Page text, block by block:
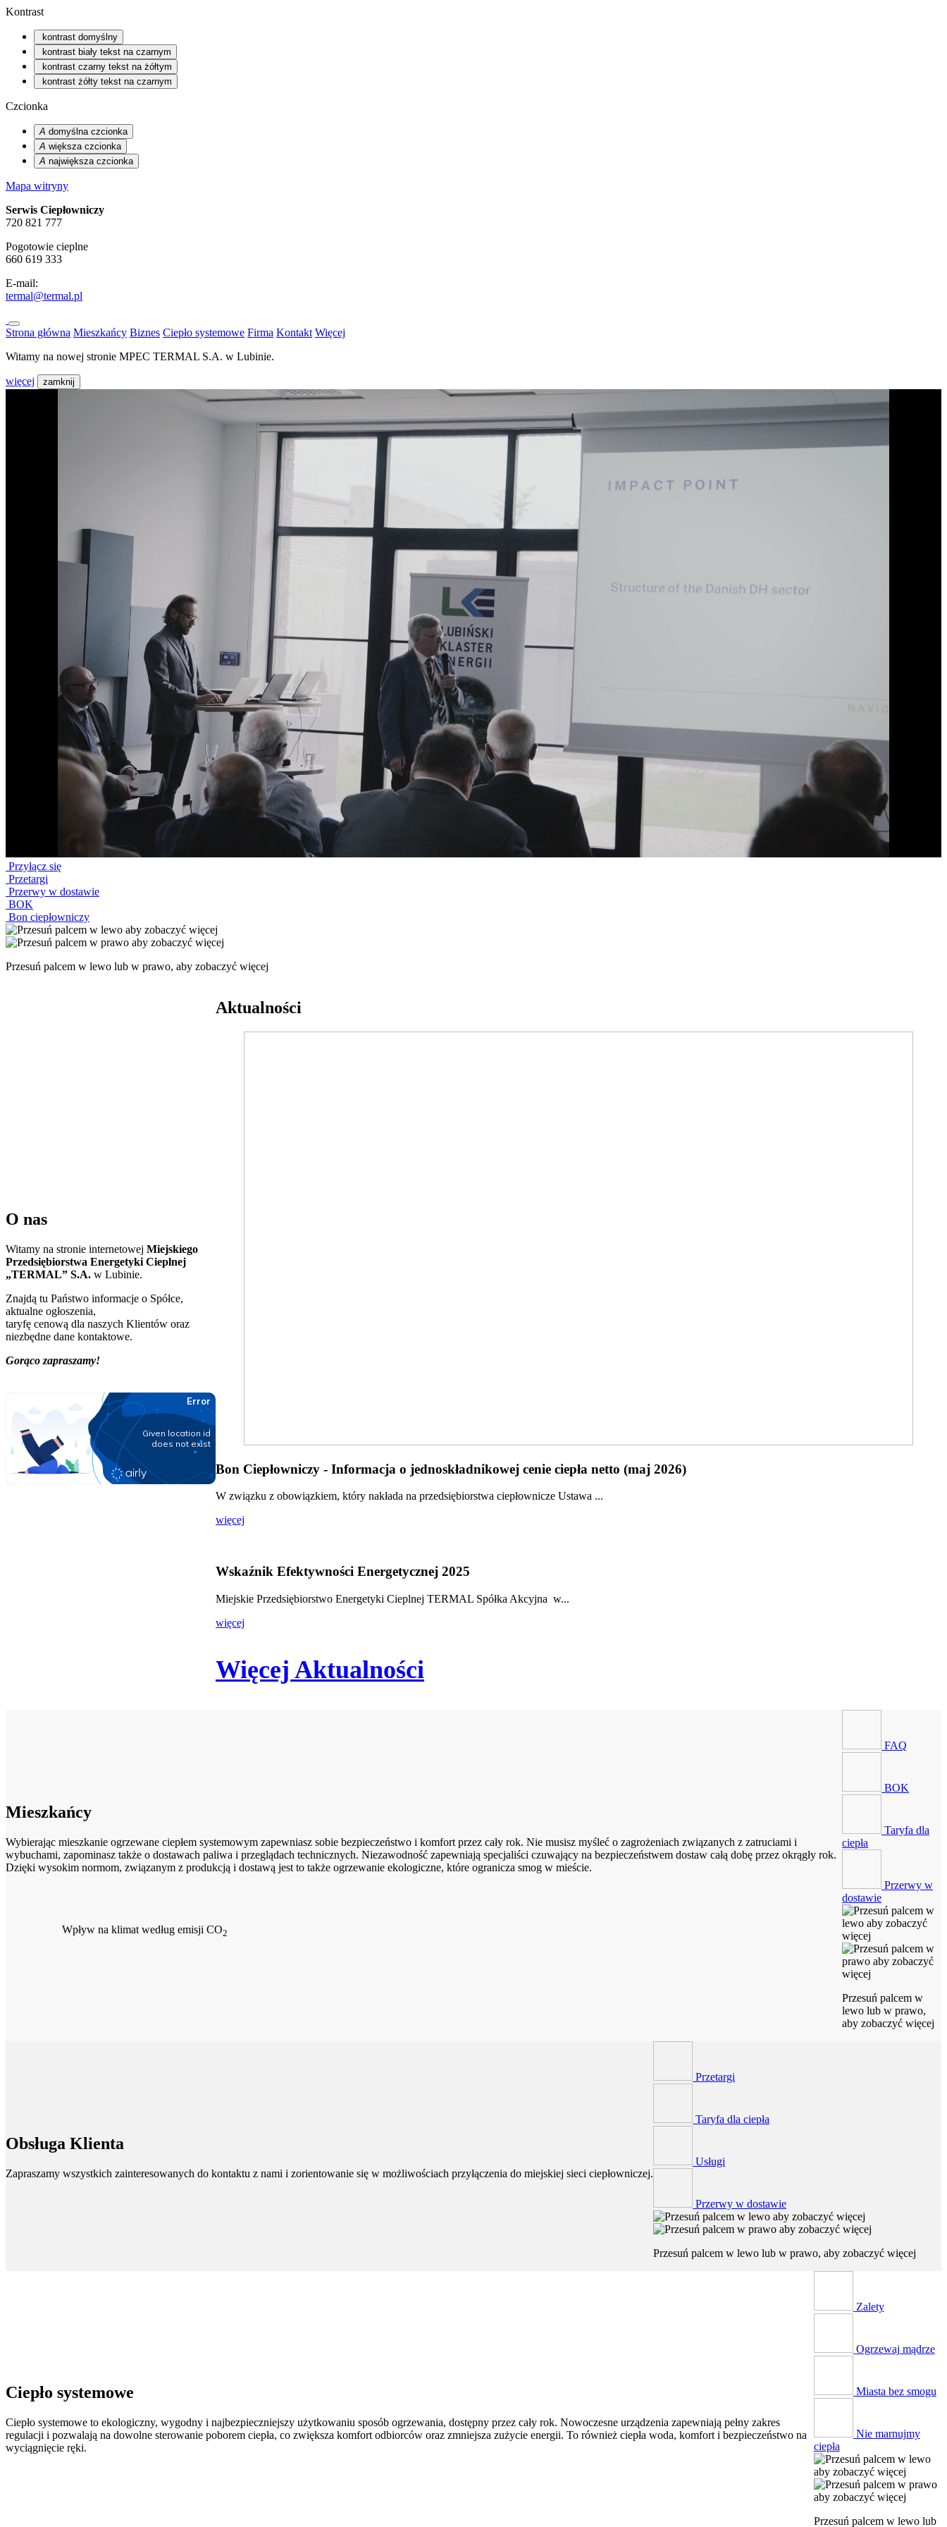
Kontrast
kontrast domyślny
kontrast biały tekst na czarnym
kontrast czarny tekst na żółtym
kontrast żółty tekst na czarnym
Czcionka
A domyślna czcionka
A większa czcionka
A największa czcionka
Mapa witryny
Serwis Ciepłowniczy
720 821 777
Pogotowie cieplne
660 619 333
E-mail:
termal@termal.pl
Strona główna Mieszkańcy Biznes Ciepło systemowe Firma Kontakt Więcej
Witamy na nowej stronie MPEC TERMAL S.A. w Lubinie.
więcej zamknij
Przyłącz się
Przetargi
Przerwy w dostawie
BOK
Bon ciepłowniczy
Przesuń palcem w lewo lub w prawo, aby zobaczyć więcej
O nas
Witamy na stronie internetowej Miejskiego
Przedsiębiorstwa Energetyki Cieplnej
„TERMAL” S.A. w Lubinie.
Znajdą tu Państwo informacje o Spółce,
aktualne ogłoszenia,
taryfę cenową dla naszych Klientów oraz
niezbędne dane kontaktowe.
Gorąco zapraszamy!
Aktualności
Bon Ciepłowniczy - Informacja o jednoskładnikowej cenie ciepła netto (maj 2026)
W związku z obowiązkiem, który nakłada na przedsiębiorstwa ciepłownicze Ustawa ...
więcej
Wskaźnik Efektywności Energetycznej 2025
Miejskie Przedsiębiorstwo Energetyki Cieplnej TERMAL Spółka Akcyjna w...
więcej
Więcej Aktualności
Mieszkańcy
Wybierając mieszkanie ogrzewane ciepłem systemowym zapewniasz sobie bezpieczeństwo i komfort przez cały rok. Nie musisz myśleć o zagrożeniach związanych z zatruciami i
wybuchami, zapominasz także o dostawach paliwa i przeglądach technicznych. Niezawodność zapewniają specjaliści czuwający na bezpieczeństwem dostaw całą dobę przez okrągły rok.
Dzięki wysokim normom, związanym z produkcją i dostawą jest to także ogrzewanie ekologiczne, które ogranicza smog w mieście.
Wpływ na klimat według emisji CO2
FAQ
BOK
Taryfa dla
ciepła
Przerwy w
dostawie
Przesuń palcem w
lewo lub w prawo,
aby zobaczyć więcej
Obsługa Klienta
Zapraszamy wszystkich zainteresowanych do kontaktu z nami i zorientowanie się w możliwościach przyłączenia do miejskiej sieci ciepłowniczej.
Przetargi
Taryfa dla ciepła
Usługi
Przerwy w dostawie
Przesuń palcem w lewo lub w prawo, aby zobaczyć więcej
Ciepło systemowe
Ciepło systemowe to ekologiczny, wygodny i najbezpieczniejszy użytkowaniu sposób ogrzewania, dostępny przez cały rok. Nowoczesne urządzenia zapewniają pełny zakres
regulacji i pozwalają na dowolne sterowanie poborem ciepła, co zwiększa komfort odbiorców oraz zmniejsza zużycie energii. To również ciepła woda, komfort i bezpieczeństwo na
wyciągnięcie ręki.
Zalety
Ogrzewaj mądrze
Miasta bez smogu
Nie marnujmy
ciepła
Przesuń palcem w lewo lub